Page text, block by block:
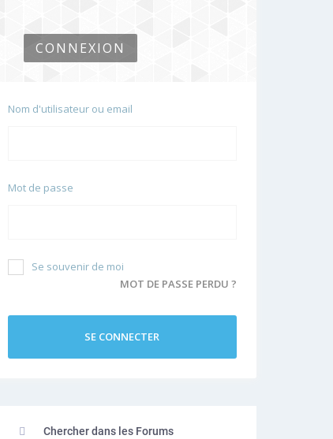
CONNEXION
Nom d'utilisateur ou email
Mot de passe
Se souvenir de moi
MOT DE PASSE PERDU ?
SE CONNECTER
Chercher dans les Forums